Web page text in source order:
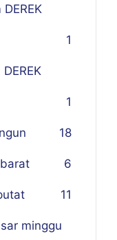
1
1
18
6
11
minggu